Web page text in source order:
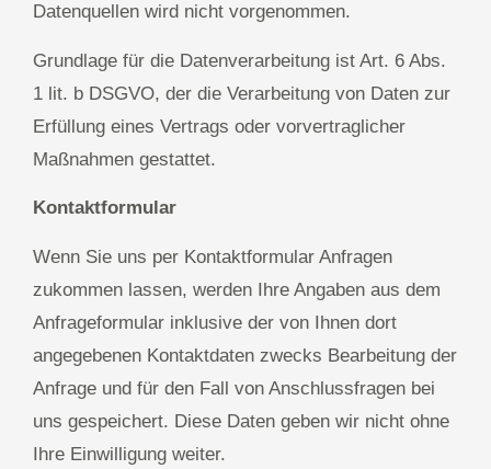
Datenquellen wird nicht vorgenommen.
Grundlage für die Datenverarbeitung ist Art. 6 Abs.
1 lit. b DSGVO, der die Verarbeitung von Daten zur
Erfüllung eines Vertrags oder vorvertraglicher
Maßnahmen gestattet.
Kontaktformular
Wenn Sie uns per Kontaktformular Anfragen
zukommen lassen, werden Ihre Angaben aus dem
Anfrageformular inklusive der von Ihnen dort
angegebenen Kontaktdaten zwecks Bearbeitung der
Anfrage und für den Fall von Anschlussfragen bei
uns gespeichert. Diese Daten geben wir nicht ohne
Ihre Einwilligung weiter.